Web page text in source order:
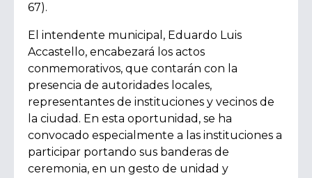
67).
El intendente municipal, Eduardo Luis
Accastello, encabezará los actos
conmemorativos, que contarán con la
presencia de autoridades locales,
representantes de instituciones y vecinos de
la ciudad. En esta oportunidad, se ha
convocado especialmente a las instituciones a
participar portando sus banderas de
ceremonia, en un gesto de unidad y